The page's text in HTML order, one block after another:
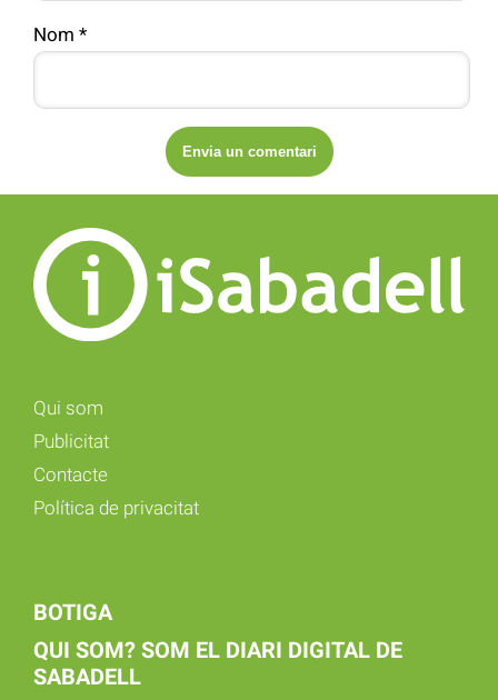
Nom *
Qui som
Publicitat
Contacte
Política de privacitat
BOTIGA
QUI SOM? SOM EL DIARI DIGITAL DE
SABADELL